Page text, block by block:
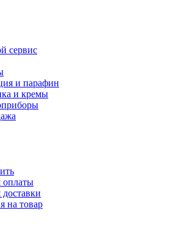
сервис
и парафин
и кремы
оплаты
на товар